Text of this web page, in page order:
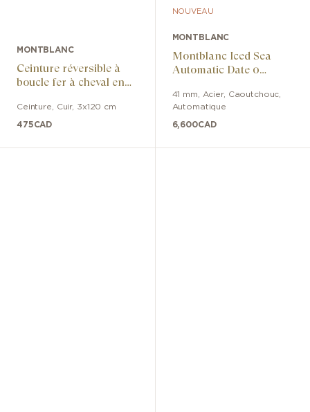
MONTBLANC
Ceinture réversible à
boucle fer à cheval en
Ceinture Cuir, 3x120 cm
475CAD
NOUVEAU
MONTBLANC
Montblanc Iced Sea
Automatic Date 0
41 mm Acier, Caoutchouc
Automatique
6,600CAD